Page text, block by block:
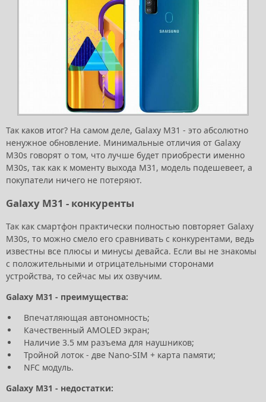
Так каков итог? На самом деле, Galaxy M31 - это абсолютно
ненужное обновление. Минимальные отличия от Galaxy
M30s говорят о том, что лучше будет приобрести именно
M30s, так как к моменту выхода M31, модель подешевеет, а
покупатели ничего не потеряют.
Galaxy M31 - конкуренты
Так как смартфон практически полностью повторяет Galaxy
M30s, то можно смело его сравнивать с конкурентами, ведь
известны все плюсы и минусы девайса. Если вы не знакомы
с положительными и отрицательными сторонами
устройства, то сейчас мы их озвучим.
Galaxy M31 - преимущества:
Впечатляющая автономность;
Качественный AMOLED экран;
Наличие 3.5 мм разъема для наушников;
Тройной лоток - две Nano-SIM + карта памяти;
NFC модуль.
Galaxy M31 - недостатки: